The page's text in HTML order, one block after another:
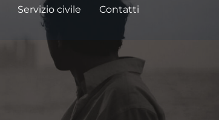
Servizio civile Contatti